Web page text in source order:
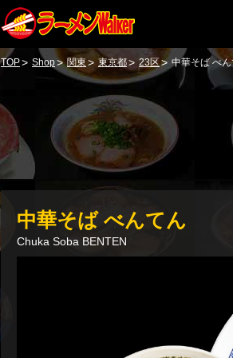
TOP> Shop> 関東 > 東京都> 23区 > 中華そば べ
中華そば べんてん
Chuka Soba BENTEN